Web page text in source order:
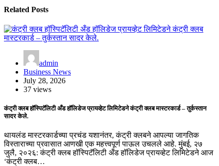
Related Posts
admin
Business News
July 28, 2026
37 views
कंट्री क्लब हॉस्पिटॅलिटी अँड हॉलिडेज प्रायव्हेट लिमिटेडने कंट्री क्लब मास्टरकार्ड – तुर्कस्तान
सादर केले.
थायलंड मास्टरकार्डच्या प्रचंड यशानंतर, कंट्री क्लबने आपल्या जागतिक
विस्ताराच्या प्रवासात आणखी एक महत्त्वपूर्ण पाऊल उचलले आहे. मुंबई, २७
जुलै, २०२६: कंट्री क्लब हॉस्पिटॅलिटी अँड हॉलिडेज प्रायव्हेट लिमिटेडने आज
‘कंट्री क्लब…